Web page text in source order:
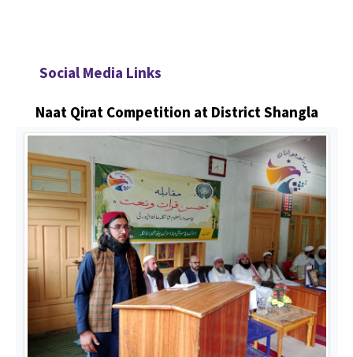
Social Media Links
Naat Qirat Competition at District Shangla